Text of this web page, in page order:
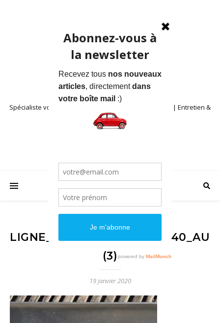
Spécialiste voitures anciennes en Provence | Location | Entretien &
Restauration | Blog
(3)
19 janvier 2020